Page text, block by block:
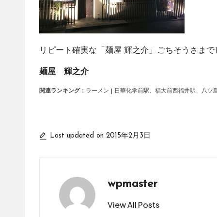
リピート確実な「 麺屋 輝之介 」ごちそうさまで
麺屋 輝之介
関連ランキング： ラーメン 日華化学前駅、 福大前西福井駅、 八ツ
Last updated on 2015年2月3日
wpmaster
View All Posts